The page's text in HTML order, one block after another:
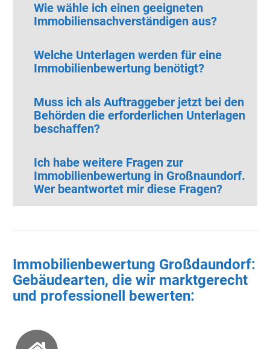
Wie wähle ich einen geeigneten
Immobiliensachverständigen aus?
Welche Unterlagen werden für eine
Immobilienbewertung benötigt?
Muss ich als Auftraggeber jetzt bei den
Behörden die erforderlichen Unterlagen
beschaffen?
Ich habe weitere Fragen zur
Immobilienbewertung in Großnaundorf.
Wer beantwortet mir diese Fragen?
Immobilienbewertung Großdaundorf:
Gebäudearten, die wir marktgerecht
und professionell bewerten: